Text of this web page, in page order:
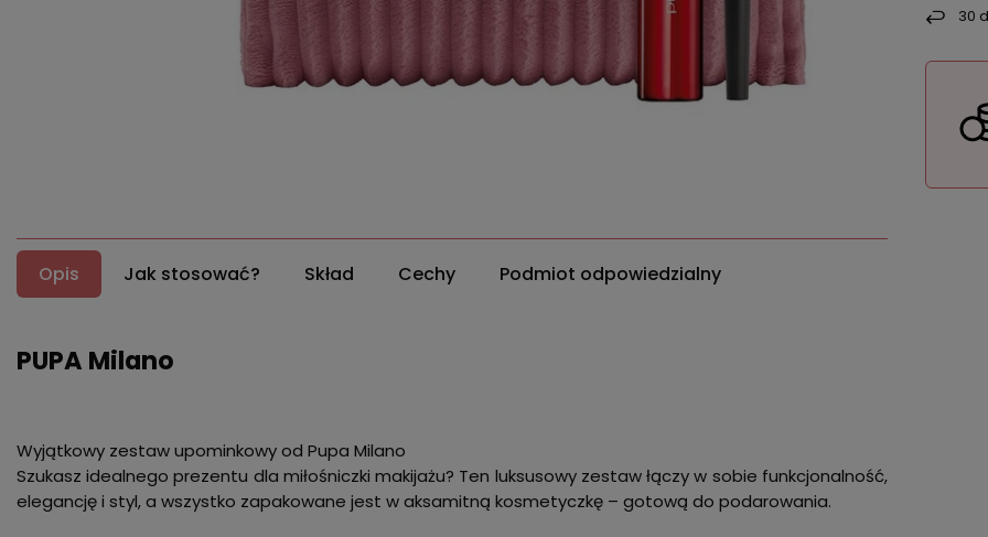
Opis Jak stosować? Skład Cechy Podmiot odpowiedzialny
PUPA Milano
Wyjątkowy zestaw upominkowy od Pupa Milano
Szukasz idealnego prezentu dla miłośniczki makijażu? Ten luksusowy zestaw łączy w sobie funkcjonalność,
elegancję i styl, a wszystko zapakowane jest w aksamitną kosmetyczkę – gotową do podarowania.
30